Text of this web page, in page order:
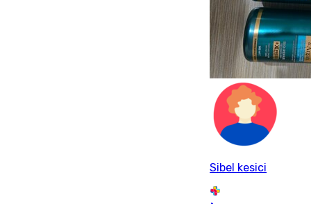
Sibel kesici